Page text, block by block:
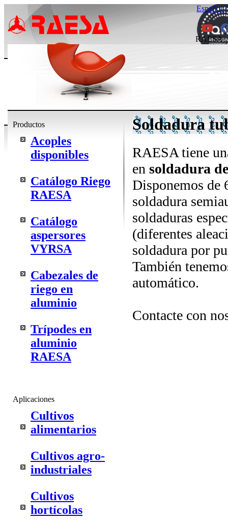
Español
RAESA
Productos
Acoples
disponibles
Catálogo Riego
RAESA
Catálogo
aspersores
VYRSA
Cabezales de
riego en
aluminio
Trípodes en
aluminio
RAESA
Aplicaciones
Cultivos
alimentarios
Cultivos agro-
industriales
Cultivos
hortícolas
Soldadura
RAESA tiene
en soldadura
Disponemos de
soldadura
soldaduras
(diferentes
soldadura por
También
automático.
Contacte con